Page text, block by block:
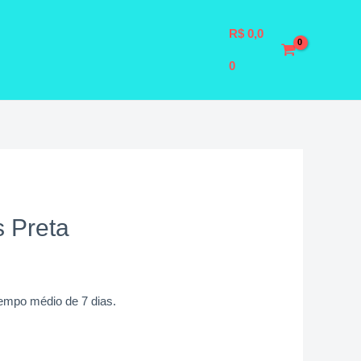
R$0,0
0
Preta
médio de 7 dias.